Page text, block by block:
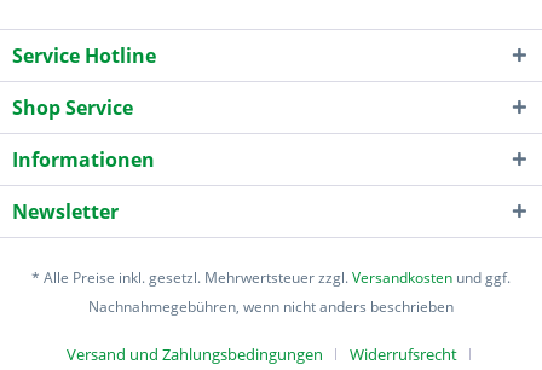
Service Hotline
Shop Service
Informationen
Newsletter
* Alle Preise inkl. gesetzl. Mehrwertsteuer zzgl.Versandkosten und ggf.
Nachnahmegebühren, wenn nicht anders beschrieben
Versand und Zahlungsbedingungen Widerrufsrecht